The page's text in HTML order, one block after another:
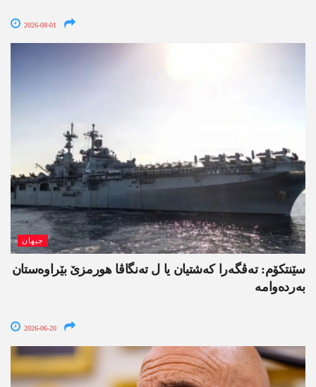
2026-08-01
جیھان
سێنتکۆم: تەڤگەرا کەشتیان یا ل تەنگاڤا ھورمزێ بێراوەستان
بەردەوامە
2026-06-20